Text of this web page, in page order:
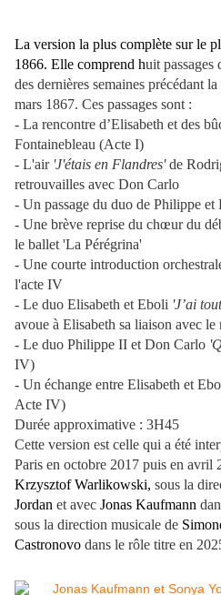
La version la plus complète sur le
1866. Elle comprend huit passages
des dernières semaines précédant
mars 1867. Ces passages sont :
- La rencontre d’Elisabeth et des
Fontainebleau (Acte I)
- L'air 'J'étais en Flandres'de
retrouvailles avec Don Carlo
- Un passage du duo de Philippe
- Une brève reprise du chœur du
le ballet 'La Pérégrina'
- Une courte introduction
l'acte IV
- Le duo Elisabeth et Eboli 'J’ai
avoue à Elisabeth sa liaison avec le
- Le duo Philippe II et Don Carlo
IV)
- Un échange entre Elisabeth et
Acte IV)
Durée approximative : 3H45
Cette version est celle qui a été
Paris en octobre 2017 puis en avril
Krzysztof Warlikowski, sous la
Jordan et avec Jonas Kaufmann
sous la direction musicale de
Castronovo dans le rôle titre en